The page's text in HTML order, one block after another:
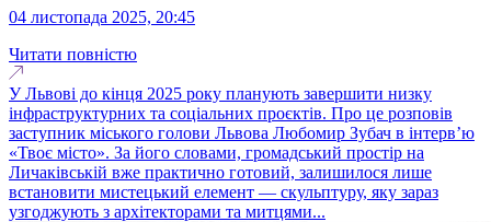
04 листопада 2025, 20:45
Читати повністю
У Львові до кінця 2025 року планують завершити низку
інфраструктурних та соціальних проєктів. Про це розповів
заступник міського голови Львова Любомир Зубач в інтерв’ю
«Твоє місто». За його словами, громадський простір на
Личаківській вже практично готовий, залишилося лише
встановити мистецький елемент — скульптуру, яку зараз
узгоджують з архітекторами та митцями...